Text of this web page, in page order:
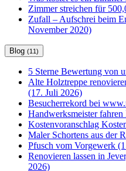
Zimmer streichen für
Zufall – Aufschrei beim
November 2020)
Blog (11)
5 Sterne Bewertung von
Alte Holztreppe
(17. Juli 2026)
Besucherrekord bei
Handwerksmeister
Kostenvoranschlag
Maler Schortens aus der
Pfusch vom Vorgewerk
Renovieren lassen in
2026)